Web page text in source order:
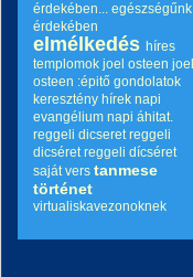
érdekében... egészségűnk
érdekében
elmélkedés híres
templomok joel osteen joel
osteen :épitő gondolatok
keresztény hírek napi
evangélium napi áhitat.
reggeli dicseret reggeli
dicséret reggeli dícséret
saját vers tanmese
történet
virtualiskavezonoknek